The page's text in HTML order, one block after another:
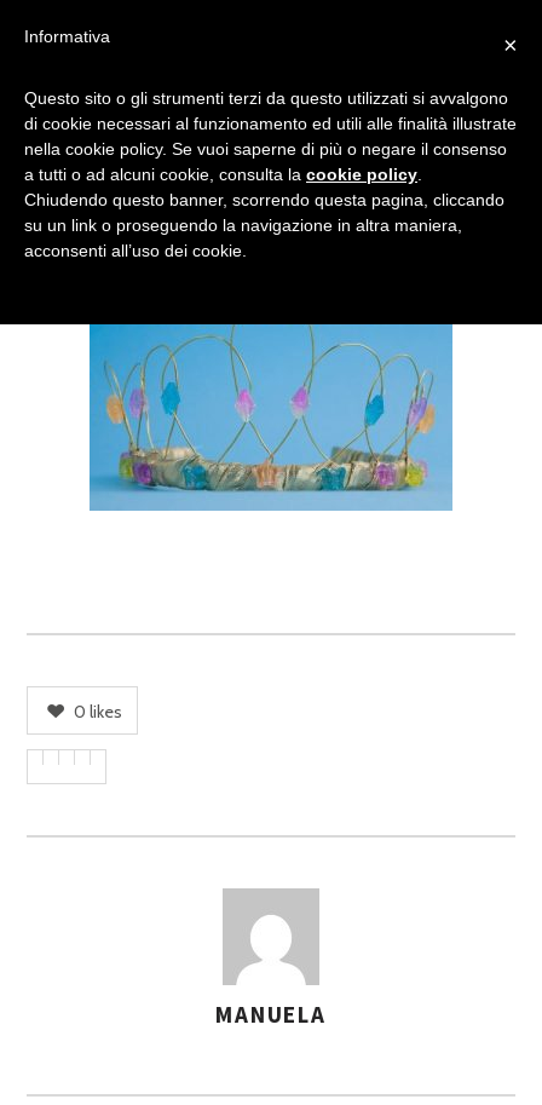
PRINCIPESSA 5
0 likes
S
MANUELA
×
Informativa
Questo sito o gli strumenti terzi da questo utilizzati si avvalgono
di cookie necessari al funzionamento ed utili alle finalità illustrate
nella cookie policy. Se vuoi saperne di più o negare il consenso
a tutti o ad alcuni cookie, consulta la cookie policy
Chiudendo questo banner, scorrendo questa pagina, cliccando
su un link o proseguendo la navigazione in altra maniera,
acconsenti all’uso dei cookie.